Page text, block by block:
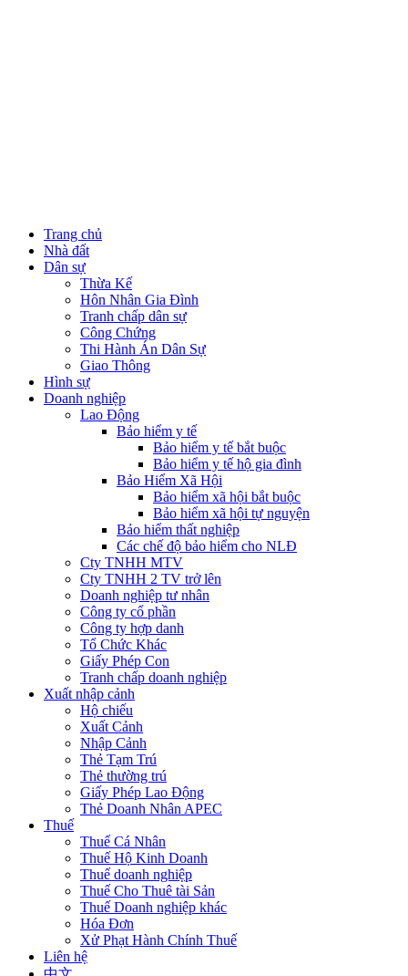
Trang chủ
Nhà đất
Dân sự
Thừa Kế
Hôn Nhân Gia Đình
Tranh chấp dân sự
Công Chứng
Thi Hành Án Dân Sự
Giao Thông
Hình sự
Doanh nghiệp
Lao Động
Bảo hiểm y tế
Bảo hiểm y tế bắt buộc
Bảo hiểm y tế hộ gia đình
Bảo Hiểm Xã Hội
Bảo hiểm xã hội bắt buộc
Bảo hiểm xã hội tự nguyện
Bảo hiểm thất nghiệp
Các chế độ bảo hiểm cho NLĐ
Cty TNHH MTV
Cty TNHH 2 TV trở lên
Doanh nghiệp tư nhân
Công ty cổ phần
Công ty hợp danh
Tổ Chức Khác
Giấy Phép Con
Tranh chấp doanh nghiệp
Xuất nhập cảnh
Hộ chiếu
Xuất Cảnh
Nhập Cảnh
Thẻ Tạm Trú
Thẻ thường trú
Giấy Phép Lao Động
Thẻ Doanh Nhân APEC
Thuế
Thuế Cá Nhân
Thuế Hộ Kinh Doanh
Thuế doanh nghiệp
Thuế Cho Thuê tài Sản
Thuế Doanh nghiệp khác
Hóa Đơn
Xử Phạt Hành Chính Thuế
Liên hệ